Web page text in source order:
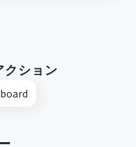
クション
board